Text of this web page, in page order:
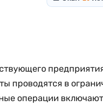
проводятся в
операции